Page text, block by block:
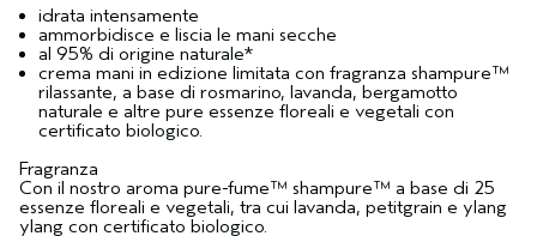
idrata intensamente
ammorbidisce e liscia le mani secche
al 95% di origine naturale*
crema mani in edizione limitata con fragranza shampure™
rilassante, a base di rosmarino, lavanda, bergamotto
naturale e altre pure essenze floreali e vegetali con
certificato biologico.
Fragranza
Con il nostro aroma pure-fume™ shampure™ a base di 25
essenze floreali e vegetali, tra cui lavanda, petitgrain e ylang
ylang con certificato biologico.